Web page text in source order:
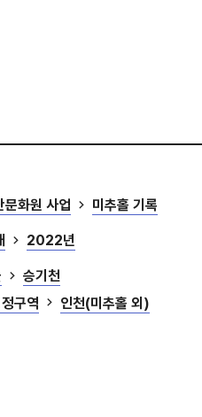
문화원 사업 미추홀 기록
2022년
승기천
구역
인천(미추홀 외)